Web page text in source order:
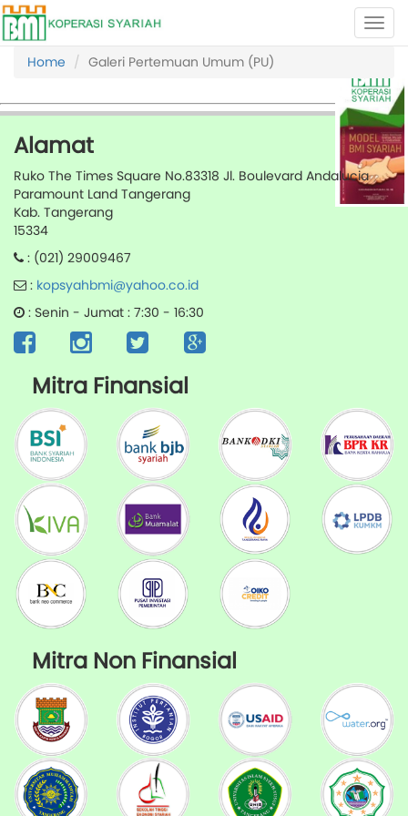
Home Galeri Pertemuan Umum (PU)
Alamat
Ruko The Times Square No.83318 Jl. Boulevard Andalucia
Paramount Land Tangerang
Kab. Tangerang
15334
: (021) 29009467
: kopsyahbmi@yahoo.co.id
: Senin - Jumat : 7:30 - 16:30
Mitra Finansial
Mitra Non Finansial